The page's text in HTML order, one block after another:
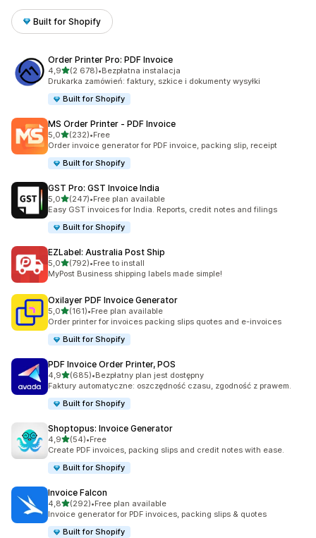
Built for Shopify
Order Printer Pro: PDF Invoice
4,9na 5 gwiazdek
(2 678)
Łączna liczba recenzji: 2678
•Bezpłatna instalacja
Drukarka zamówień: faktury, szkice i dokumenty wysyłki
Built for Shopify
MS Order Printer ‑ PDF Invoice
5,0na 5 gwiazdek
(232)
Łączna liczba recenzji: 232
•Free
Order invoice generator for PDF invoice, packing slip, receipt
Built for Shopify
GST Pro: GST Invoice India
5,0na 5 gwiazdek
(247)
Łączna liczba recenzji: 247
•Free plan available
Easy GST invoices for India. Reports, credit notes and filings
Built for Shopify
EZLabel: Australia Post Ship
5,0na 5 gwiazdek
(792)
Łączna liczba recenzji: 792
•Free to install
MyPost Business shipping labels made simple!
Oxilayer PDF Invoice Generator
5,0na 5 gwiazdek
(161)
Łączna liczba recenzji: 161
•Free plan available
Order printer for invoices packing slips quotes and e-invoices
Built for Shopify
PDF Invoice Order Printer, POS
4,9na 5 gwiazdek
(685)
Łączna liczba recenzji: 685
•Bezpłatny plan jest dostępny
Faktury automatyczne: oszczędność czasu, zgodność z prawem.
Built for Shopify
Shoptopus: Invoice Generator
4,9na 5 gwiazdek
(54)
Łączna liczba recenzji: 54
•Free
Create PDF invoices, packing slips and credit notes with ease.
Built for Shopify
Invoice Falcon
4,8na 5 gwiazdek
(292)
Łączna liczba recenzji: 292
•Free plan available
Invoice generator for PDF invoices, packing slips & quotes
Built for Shopify